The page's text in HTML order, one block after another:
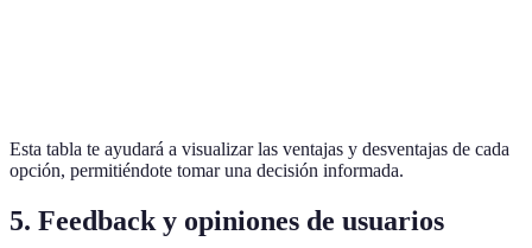
Esta tabla te ayudará a visualizar las ventajas y desventajas de cada
opción, permitiéndote tomar una decisión informada.
5. Feedback y opiniones de usuarios